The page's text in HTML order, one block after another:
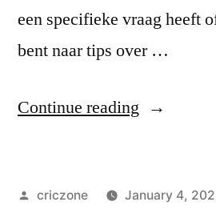
een specifieke vraag heeft
bent naar tips over …
Continue reading
criczone January 4,